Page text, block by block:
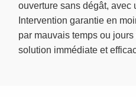
ouverture sans dégât, avec
Intervention garantie en
par mauvais temps ou
solution immédiate et